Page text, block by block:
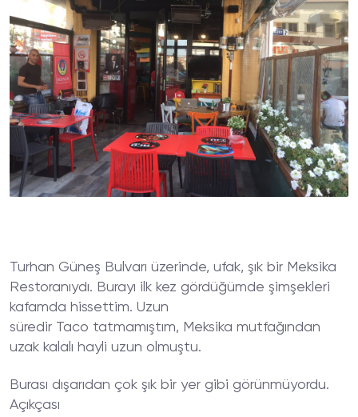
Turhan Güneş Bulvarı üzerinde, ufak, şık bir Meksika
Restoranıydı. Burayı ilk kez gördüğümde şimşekleri
kafamda hissettim. Uzun
süredir Taco tatmamıştım, Meksika mutfağından
uzak kalalı hayli uzun olmuştu.
Burası dışarıdan çok şık bir yer gibi görünmüyordu.
Açıkçası